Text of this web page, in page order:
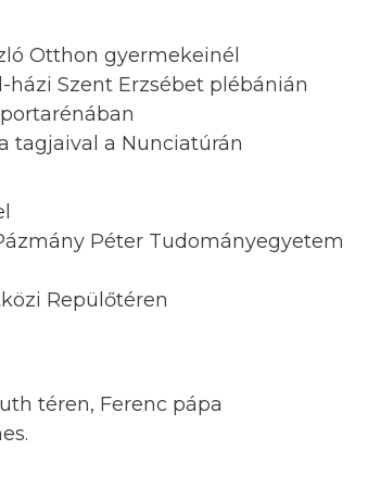
Otthon gyermekeinél
házi Szent Erzsébet plébánián
tagjaival a Nunciatúrán
Péter Tudományegyetem
Repülőtéren
téren, Ferenc pápa